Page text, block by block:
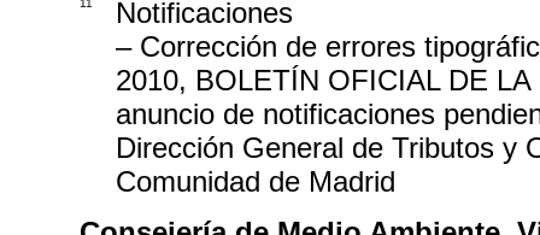
11
Notificaciones
– Corrección de errores
2010, BOLETÍN OFICIAL DE
anuncio de notificaciones
Dirección General de Tributos y
Comunidad de Madrid